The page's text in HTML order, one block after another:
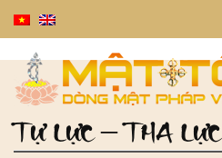
TỰ LỰC – THA LỰC